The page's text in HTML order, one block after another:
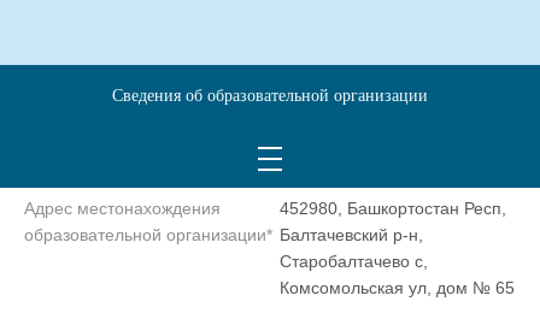
образовательной организации*
Адрес местонахождения
образовательной организации*
452980, Башкортостан Респ,
Балтачевский р-н,
Старобалтачево с,
Комсомольская ул, дом № 65
Сведения об образовательной организации